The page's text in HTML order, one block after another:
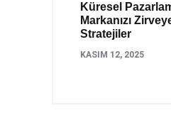
Küresel
Markanızı
Stratejiler
KASIM 12, 2025